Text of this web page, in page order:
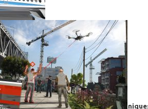
le coeur de nos appareils